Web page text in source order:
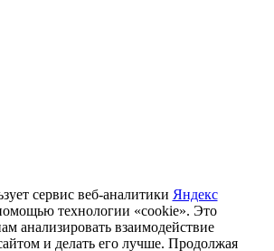
сервис веб-аналитики Яндекс
технологии «cookie». Это
анализировать взаимодействие
и делать его лучше. Продолжая